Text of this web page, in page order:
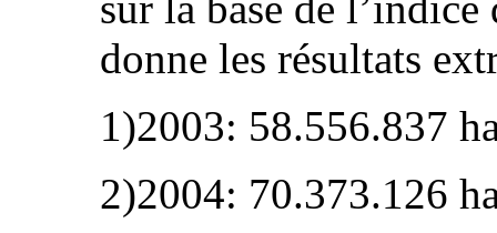
donne les résultats
1)2003: 58.556.837
2)2004: 70.373.126